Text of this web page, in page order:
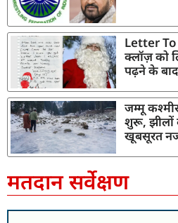
Letter To
क्लॉज़ को
पढ़ने के
जम्मू
शुरू, झीलों
खूबसूरत
मतदान सर्वेक्षण